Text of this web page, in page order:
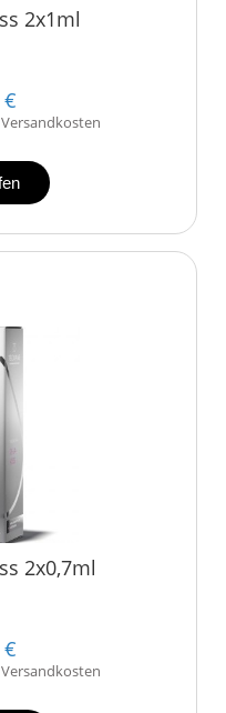
2x1ml
€
2x0,7ml
€